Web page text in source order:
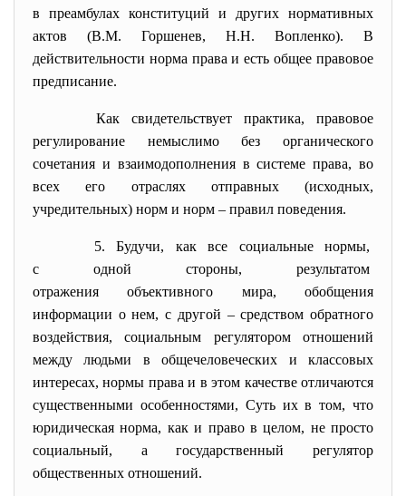
в преамбулах конституций и других нормативных
актов (В.М. Горшенев, Н.Н. Вопленко). В
действительности норма права и есть общее правовое
предписание.
Как свидетельствует практика, правовое
регулирование немыслимо без органического
сочетания и взаимодополнения в системе права, во
всех его отраслях отправных (исходных,
учредительных) норм и норм – правил поведения.
5. Будучи, как все социальные нормы,
с одной стороны, результатом
отражения объективного мира, обобщения
информации о нем, с другой – средством обратного
воздействия, социальным регулятором отношений
между людьми в общечеловеческих и классовых
интересах, нормы права и в этом качестве отличаются
существенными особенностями, Суть их в том, что
юридическая норма, как и право в целом, не просто
социальный, а государственный регулятор
общественных отношений.